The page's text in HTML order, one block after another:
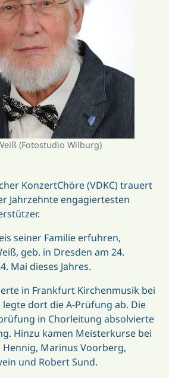
(Fotostudio Wilburg)
KonzertChöre (VDKC) trauert
Jahrzehnte engagiertesten
seiner Familie erfuhren,
geb. in Dresden am 24.
Mai dieses Jahres.
in Frankfurt Kirchenmusik bei
dort die A-Prüfung ab. Die
in Chorleitung absolvierte
Hinzu kamen Meisterkurse bei
Hennig, Marinus Voorberg,
und Robert Sund.